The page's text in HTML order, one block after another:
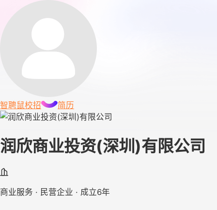
智聘鼠校招 简历
润欣商业投资(深圳)有限公司
商业服务 · 民营企业 · 成立6年